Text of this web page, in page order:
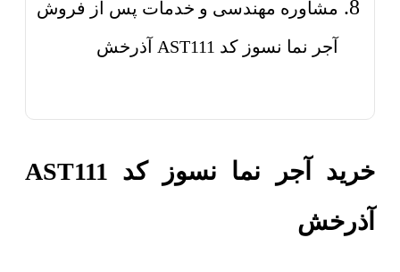
مشاوره مهندسی و خدمات پس از فروش
آجر نما نسوز کد AST111 آذرخش
خرید آجر نما نسوز کد AST111
آذرخش